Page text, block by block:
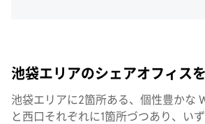
池袋エリアのシェアオフィス
池袋エリアに2箇所ある、個性豊かな
と西口それぞれに1箇所づつあり、い